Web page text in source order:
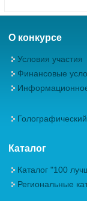
О конкурсе
Условия участия
Финансовые
Каталог
Каталог "100
Региональные